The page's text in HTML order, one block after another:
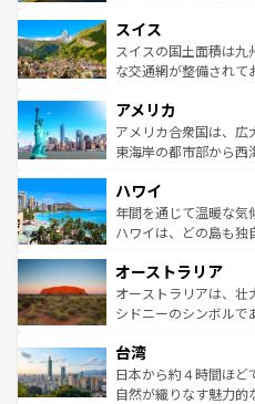
れる地方に足を運ぶと
きるだろう
を参照してほしい。
は、お酒好きな人にはぜひ体
ドイツ情報はコンテン
リアごとに異なる魅力
ティー、ビール好き
戦など、本場だからこ
ンツ一覧を参照してほ
スイス
スイスの国土面積は
な交通網が整備されて
の建物がそのまま残る
博物館もあり、アルプ
ことができる。国民の
ば市内交通費無料で観光を
着のスイス情報はコン
アメリカ
アメリカ合衆国は、広
東海岸の都市部から西
のような巨大都市は、
ンメントが詰まった刺
西部には大自然が広が
部のニューオーリンズ
文化が魅力。旅行者は
しみながら、その多様
ならではの贅沢な旅のスタイルだ。
情報はコンテンツ一覧
ハワイ
年間を通じて温暖な気
ハワイは、どの島も独
ワイ島は見逃せない。
島だが、静かな自然を
おすすめ。エメラルド
れるおもてなしの心で
人々、おいしいローカ
ク、伝統的なフラダン
オーストラリア
オーストラリアは、壮
シドニーのシンボルで
リアリーフや大陸中央
ク）、タスマニアの美
ど、見どころがたくさ
台湾
日本から約４時間ほど
自然が織りなす魅力的